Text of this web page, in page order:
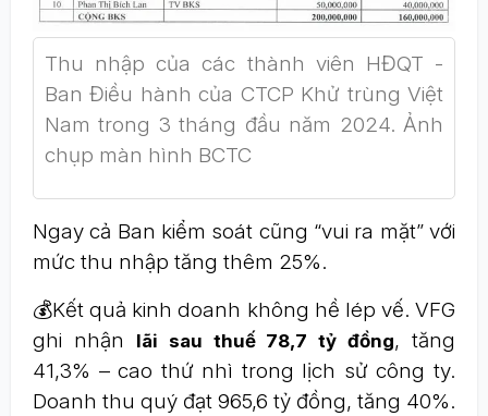
Thu nhập của các thành viên HĐQT -
Ban Điều hành của CTCP Khử trùng Việt
Nam trong 3 tháng đầu năm 2024. Ảnh
chụp màn hình BCTC
Ngay cả Ban kiểm soát cũng “vui ra mặt” với
mức thu nhập tăng thêm 25%.
💰Kết quả kinh doanh không hề lép vế. VFG
ghi nhận
lãi sau thuế 78,7 tỷ đồng, tăng
41,3% – cao thứ nhì trong lịch sử công ty.
Doanh thu quý đạt 965,6 tỷ đồng, tăng 40%.